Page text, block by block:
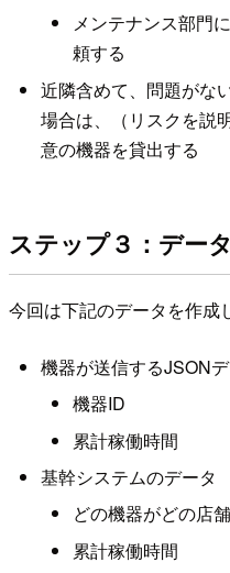
メンテナンス部門
頼する
近隣含めて、問題がな
場合は、（リスクを説
意の機器を貸出する
ステップ３：デー
今回は下記のデータを作成
機器が送信するJSON
機器ID
累計稼働時間
基幹システムのデータ
どの機器がどの店
累計稼働時間